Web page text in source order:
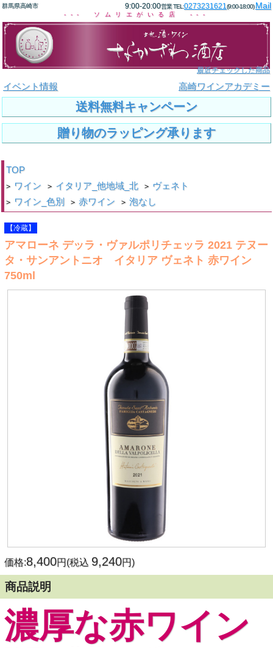
群馬県高崎市 9:00-20:00営業 TEL:0273231621(9:00-18:00)Mail
--- ソムリエがいる店 ---
最近チェックした商品
イベント情報 高崎ワインアカデミー
送料無料キャンペーン
贈り物のラッピング承ります
TOP
> ワイン > イタリア_他地域_北 > ヴェネト
> ワイン_色別 > 赤ワイン > 泡なし
【冷蔵】
アマローネ デッラ・ヴァルポリチェッラ 2021 テヌー
タ・サンアントニオ イタリア ヴェネト 赤ワイン
750ml
価格:8,400円(税込 9,240円)
商品説明
濃厚な赤ワイン